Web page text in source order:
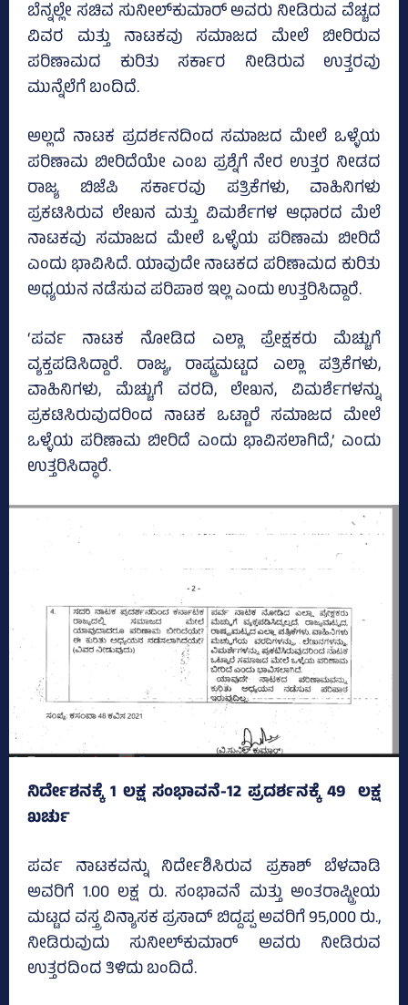
ಬೆನ್ನಲ್ಲೇ ಸಚಿವ ಸುನೀಲ್‌ಕುಮಾರ್‌ ಅವರು ನೀಡಿರುವ ವೆಚ್ಚದ
ವಿವರ ಮತ್ತು ನಾಟಕವು ಸಮಾಜದ ಮೇಲೆ ಬೀರಿರುವ
ಪರಿಣಾಮದ ಕುರಿತು ಸರ್ಕಾರ ನೀಡಿರುವ ಉತ್ತರವು
ಮುನ್ನೆಲೆಗೆ ಬಂದಿದೆ.
ಅಲ್ಲದೆ ನಾಟಕ ಪ್ರದರ್ಶನದಿಂದ ಸಮಾಜದ ಮೇಲೆ ಒಳ್ಳೆಯ
ಪರಿಣಾಮ ಬೀರಿದೆಯೇ ಎಂಬ ಪ್ರಶ್ನೆಗೆ ನೇರ ಉತ್ತರ ನೀಡದ
ರಾಜ್ಯ ಬಿಜೆಪಿ ಸರ್ಕಾರವು ಪತ್ರಿಕೆಗಳು, ವಾಹಿನಿಗಳು
ಪ್ರಕಟಿಸಿರುವ ಲೇಖನ ಮತ್ತು ವಿಮರ್ಶೆಗಳ ಆಧಾರದ ಮೆಲೆ
ನಾಟಕವು ಸಮಾಜದ ಮೇಲೆ ಒಳ್ಳೆಯ ಪರಿಣಾಮ ಬೀರಿದೆ
ಎಂದು ಭಾವಿಸಿದೆ. ಯಾವುದೇ ನಾಟಕದ ಪರಿಣಾಮದ ಕುರಿತು
ಅಧ್ಯಯನ ನಡೆಸುವ ಪರಿಪಾಠ ಇಲ್ಲ ಎಂದು ಉತ್ತರಿಸಿದ್ದಾರೆ.
‘ಪರ್ವ ನಾಟಕ ನೋಡಿದ ಎಲ್ಲಾ ಪ್ರೇಕ್ಷಕರು ಮೆಚ್ಚುಗೆ
ವ್ಯಕ್ತಪಡಿಸಿದ್ದಾರೆ. ರಾಜ್ಯ, ರಾಷ್ಟ್ರಮಟ್ಟದ ಎಲ್ಲಾ ಪತ್ರಿಕೆಗಳು,
ವಾಹಿನಿಗಳು, ಮೆಚ್ಚುಗೆ ವರದಿ, ಲೇಖನ, ವಿಮರ್ಶೆಗಳನ್ನು
ಪ್ರಕಟಿಸಿರುವುದರಿಂದ ನಾಟಕ ಒಟ್ಟಾರೆ ಸಮಾಜದ ಮೇಲೆ
ಒಳ್ಳೆಯ ಪರಿಣಾಮ ಬೀರಿದೆ ಎಂದು ಭಾವಿಸಲಾಗಿದೆ,’ ಎಂದು
ಉತ್ತರಿಸಿದ್ಧಾರೆ.
ನಿರ್ದೇಶನಕ್ಕೆ 1 ಲಕ್ಷ ಸಂಭಾವನೆ-12 ಪ್ರದರ್ಶನಕ್ಕೆ 49 ಲಕ್ಷ
ಖರ್ಚು
ಪರ್ವ ನಾಟಕವನ್ನು ನಿರ್ದೇಶಿಸಿರುವ ಪ್ರಕಾಶ್‌ ಬೆಳವಾಡಿ
ಅವರಿಗೆ 1.00 ಲಕ್ಷ ರು. ಸಂಭಾವನೆ ಮತ್ತು ಅಂತರಾಷ್ಟ್ರೀಯ
ಮಟ್ಟದ ವಸ್ತ್ರ ವಿನ್ಯಾಸಕ ಪ್ರಸಾದ್‌ ಬಿದ್ದಪ್ಪ ಅವರಿಗೆ 95,000 ರು.,
ನೀಡಿರುವುದು ಸುನೀಲ್‌ಕುಮಾರ್‌ ಅವರು ನೀಡಿರುವ
ಉತ್ತರದಿಂದ ತಿಳಿದು ಬಂದಿದೆ.